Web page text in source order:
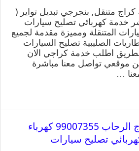
كراج متنقل, بنجرجي تبديل تواير (
خدمة كهربائي تصليح سيارات
المتنقلة ومميزة مقدمة لجميع
الصليبية تصليح السيارات
اطلب خدمة كراجي الان
موقعي تواصل معنا مباشرة
بنشر متنقل | كراج الرحاب 99007355 كهرباء
تصليح سيارات